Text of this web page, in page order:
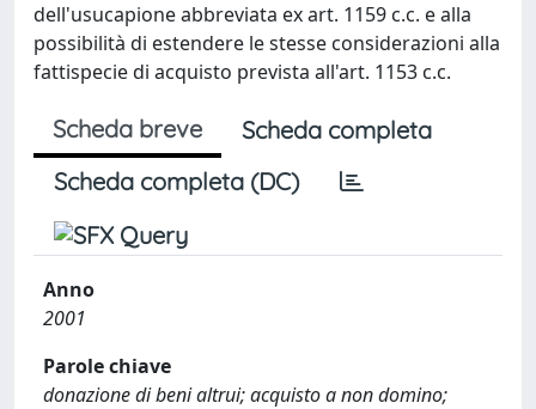
dell'usucapione abbreviata ex art. 1159 c.c. e alla
possibilità di estendere le stesse considerazioni alla
fattispecie di acquisto prevista all'art. 1153 c.c.
Scheda breve
Scheda completa
Scheda completa (DC)
Anno
2001
Parole chiave
donazione di beni altrui; acquisto a non domino;